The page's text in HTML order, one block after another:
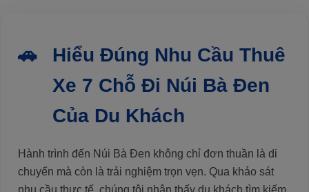
Hiểu Đúng Nhu Cầu Thuê
Xe 7 Chỗ Đi Núi Bà Đen
Của Du Khách
Hành trình đến Núi Bà Đen không chỉ đơn thuần là di
chuyển mà còn là trải nghiệm trọn vẹn. Qua khảo sát
nhu cầu thực tế, chúng tôi nhận thấy du khách tìm kiếm